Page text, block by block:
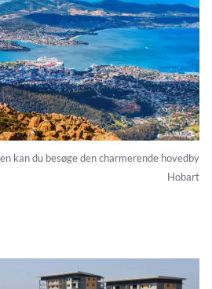
kan du besøge den charmerende hovedby
Hobart